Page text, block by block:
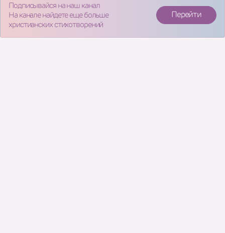
Подписывайся на наш канал
На канале найдете еще больше
христианских стихотворений
Перейти